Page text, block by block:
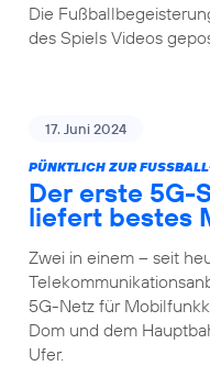
Die
des Spiels Videos
17. Juni 2024
PÜNKTLICH ZUR
Der erste 5G-
liefert bestes
Zwei in einem – seit
5G-Netz für
Dom und dem
Ufer.